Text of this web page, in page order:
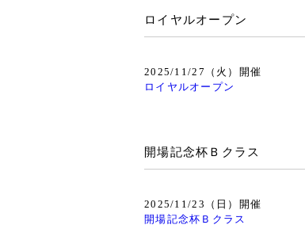
ロイヤルオープン
2025/11/27（火）開催
ロイヤルオープン
開場記念杯Ｂクラス
2025/11/23（日）開催
開場記念杯Ｂクラス